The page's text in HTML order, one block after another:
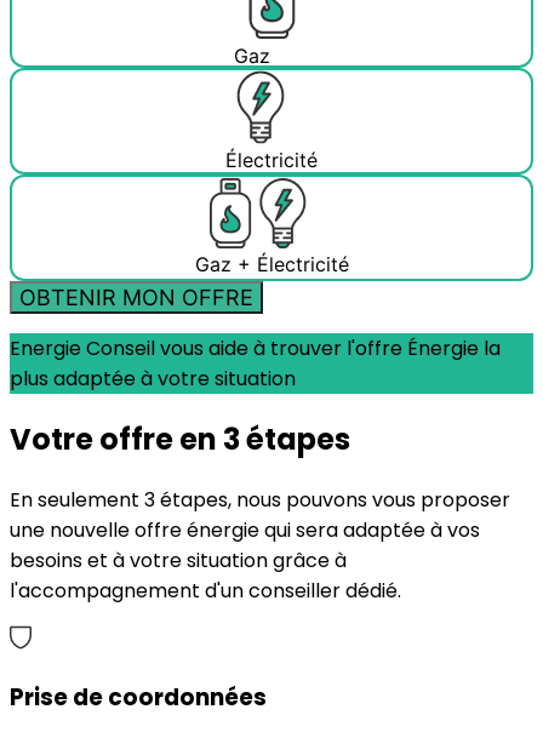
Gaz
Électricité
Gaz + Électricité
OBTENIR MON OFFRE
Energie Conseil vous aide à trouver l'offre Énergie la
plus adaptée à votre situation
Votre offre en 3 étapes
En seulement 3 étapes, nous pouvons vous proposer
une nouvelle offre énergie qui sera adaptée à vos
besoins et à votre situation grâce à
l'accompagnement d'un conseiller dédié.
Prise de coordonnées